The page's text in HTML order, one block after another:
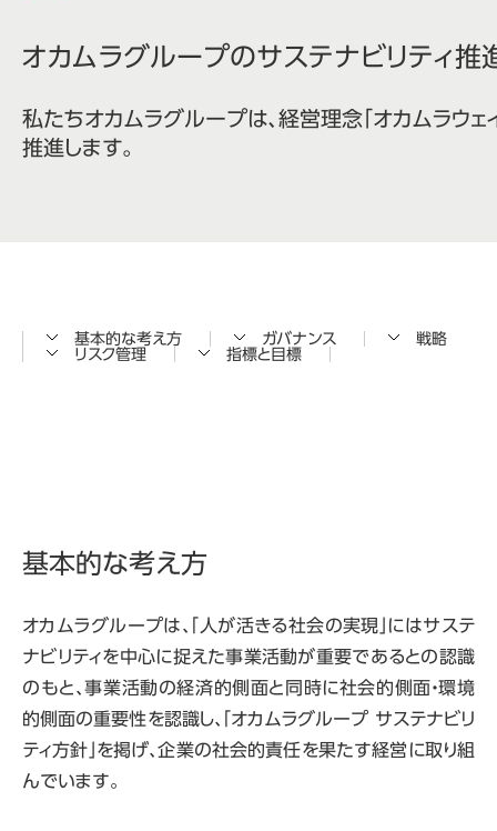
オカムラグループのサステナビリティ推
私たちオカムラグループは、経営理念「オカムラウ
推進します。
基本的な考え方 ガバナンス
戦略
リスク管理
指標と目標
基本的な考え方
オカムラグループは、「人が活きる社会の実現」にはサステ
ナビリティを中心に捉えた事業活動が重要であるとの認識
のもと、事業活動の経済的側面と同時に社会的側面・環境
的側面の重要性を認識し、「オカムラグループ サステナビリ
ティ方針」を掲げ、企業の社会的責任を果たす経営に取り組
んでいます。